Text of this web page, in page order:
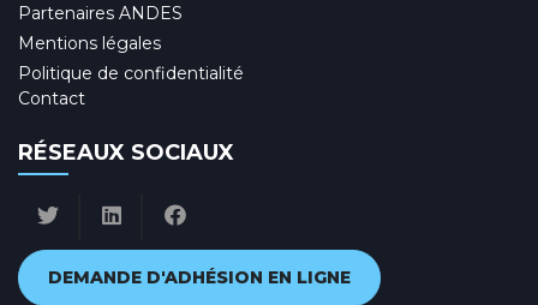
Partenaires ANDES
Mentions légales
Politique de confidentialité
Contact
RÉSEAUX SOCIAUX
DEMANDE D'ADHÉSION EN LIGNE